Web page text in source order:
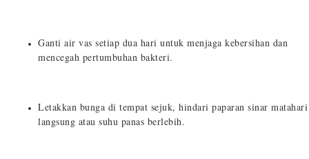
Ganti air vas setiap dua hari untuk menjaga kebersihan dan
mencegah pertumbuhan bakteri.
Letakkan bunga di tempat sejuk, hindari paparan sinar matahari
langsung atau suhu panas berlebih.